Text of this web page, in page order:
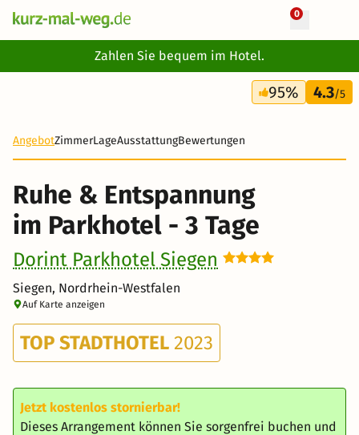
0
Zahlen Sie bequem im Hotel.
3 Tage
99 €
95% 4.3/5
AngebotZimmerLageAusstattungBewertungen
Ruhe & Entspannung
im Parkhotel - 3 Tage
Dorint Parkhotel Siegen
Siegen, Nordrhein-Westfalen
Auf Karte anzeigen
TOP STADTHOTEL 2023
Jetzt kostenlos stornierbar!
Dieses Arrangement können Sie sorgenfrei buchen und